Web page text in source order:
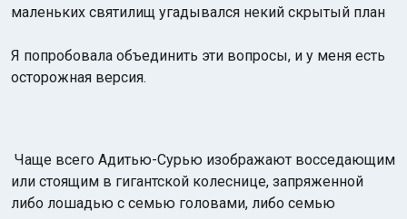
маленьких святилищ угадывался некий скрытый план
Я попробовала объединить эти вопросы, и у меня есть
осторожная версия.
Чаще всего Адитью-Сурью изображают восседающим
или стоящим в гигантской колеснице, запряженной
либо лошадью с семью головами, либо семью